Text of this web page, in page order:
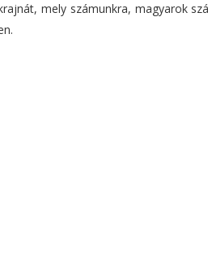
mely számunkra, magyarok